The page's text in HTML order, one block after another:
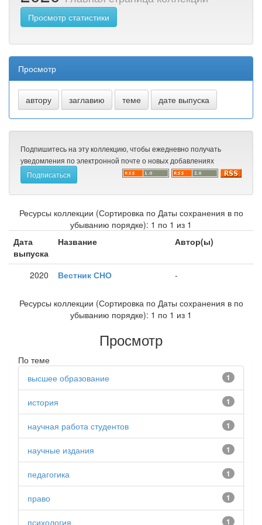
Просмотр статистики
Просмотр
Подпишитесь на эту коллекцию, чтобы ежедневно получать
уведомления по электронной почте о новых добавлениях
Ресурсы коллекции (Сортировка по Даты сохранения в по
убыванию порядке): 1 по 1 из 1
Дата
выпуска
Название Автор(ы)
2020 Вестник СНО -
Ресурсы коллекции (Сортировка по Даты сохранения в по
убыванию порядке): 1 по 1 из 1
Просмотр
По теме
1
высшее образование
1
история
1
научная работа студентов
1
научные издания
1
педагогика
1
право
1
психология